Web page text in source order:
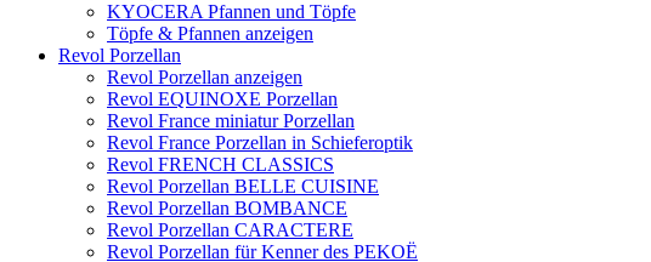
KYOCERA Pfannen und Töpfe
Töpfe & Pfannen anzeigen
Revol Porzellan
Revol Porzellan anzeigen
Revol EQUINOXE Porzellan
Revol France miniatur Porzellan
Revol France Porzellan in Schieferoptik
Revol FRENCH CLASSICS
Revol Porzellan BELLE CUISINE
Revol Porzellan BOMBANCE
Revol Porzellan CARACTERE
Revol Porzellan für Kenner des PEKOË